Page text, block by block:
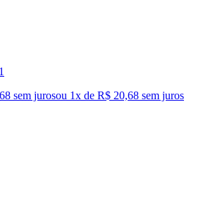
sem jurosou 1x de R$ 20,68 sem juros